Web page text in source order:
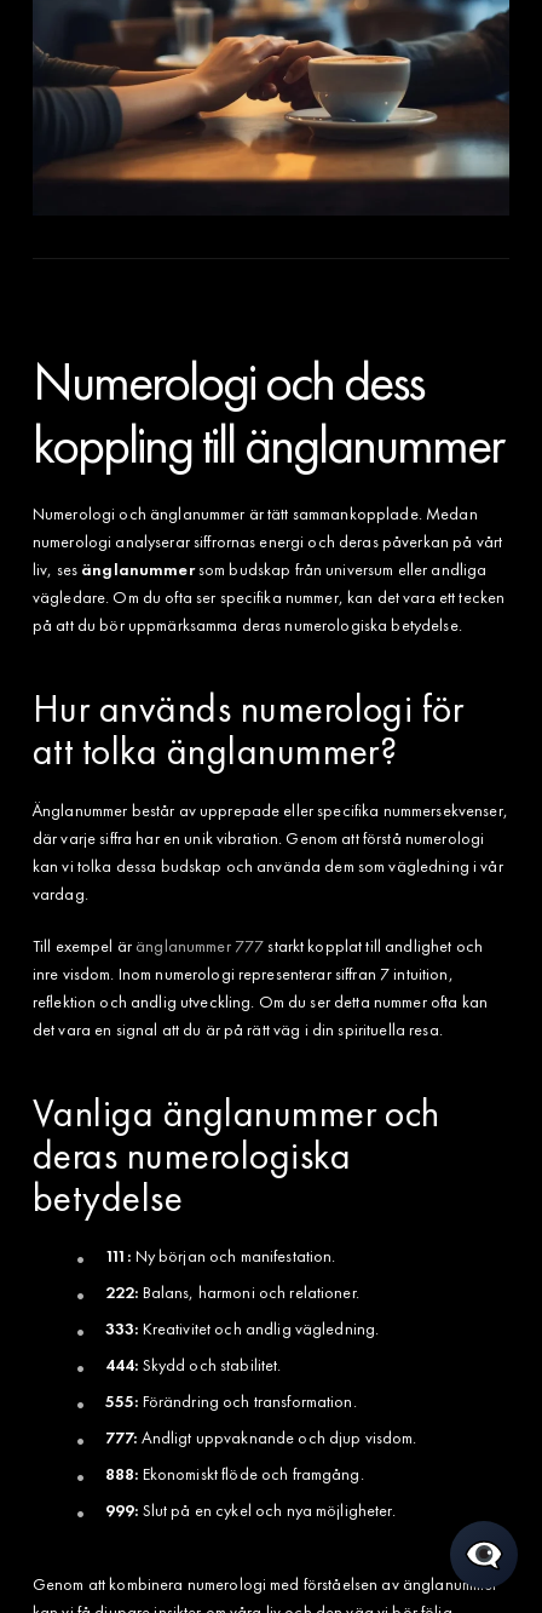
Numerologi och dess
koppling till änglanummer
Numerologi och änglanummer är tätt sammankopplade. Medan
numerologi analyserar siffrornas energi och deras påverkan på vårt
liv, ses änglanummersom budskap från universum eller andliga
vägledare. Om du ofta ser specifika nummer, kan det vara ett tecken
på att du bör uppmärksamma deras numerologiska betydelse.
Hur används numerologi för
att tolka änglanummer?
Änglanummer består av upprepade eller specifika nummersekvenser,
där varje siffra har en unik vibration. Genom att förstå numerologi
kan vi tolka dessa budskap och använda dem som vägledning i vår
vardag.
Till exempel är änglanummer 777starkt kopplat till andlighet och
inre visdom. Inom numerologi representerar siffran 7 intuition,
reflektion och andlig utveckling. Om du ser detta nummer ofta kan
det vara en signal att du är på rätt väg i din spirituella resa.
Vanliga änglanummer och
deras numerologiska
betydelse
111: Ny början och manifestation.
222: Balans, harmoni och relationer.
333: Kreativitet och andlig vägledning.
444: Skydd och stabilitet.
555: Förändring och transformation.
777: Andligt uppvaknande och djup visdom.
888: Ekonomiskt flöde och framgång.
999: Slut på en cykel och nya möjligheter.
Genom att kombinera numerologi med förståelsen av änglanummer